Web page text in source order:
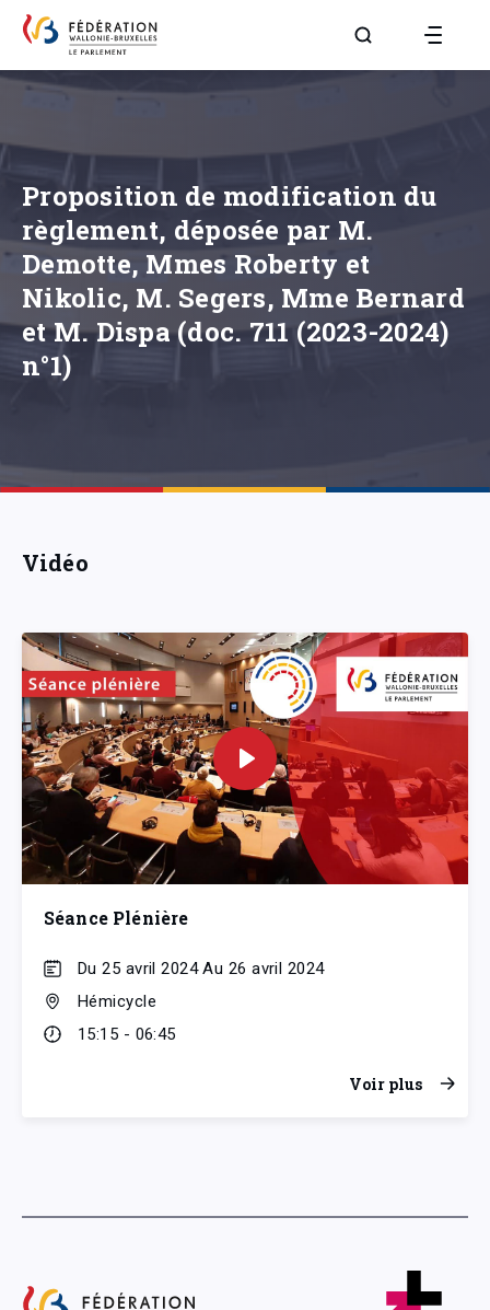
Aller à la page
Proposition de modification du
règlement, déposée par M.
Demotte, Mmes Roberty et
Nikolic, M. Segers, Mme Bernard
et M. Dispa (doc. 711 (2023-2024)
n°1)
Vidéo
Séance Plénière
Du 25 avril 2024 Au 26 avril 2024
Hémicycle
15:15 - 06:45
Voir plus